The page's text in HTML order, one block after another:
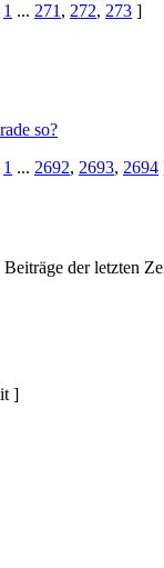
1 ... 271 , 272, 273 ]
so?
1 ... 2692, 2693, 2694
Beiträge der letzten
]